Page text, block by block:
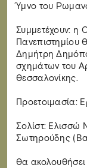
Ύμνο του
Συμμετέχουν: η
Πανεπιστημίου
Δημήτρη
σχημάτων του
Θεσσαλονίκης.
Προετοιμασία:
Σολίστ: Ελισσώ
Σωτηρούδης
Θα